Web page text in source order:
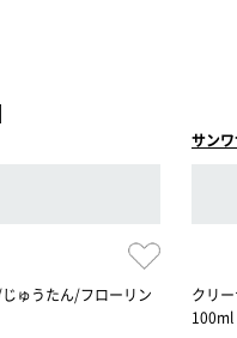
ゅうたん/フローリン
サン
クリ
100ml